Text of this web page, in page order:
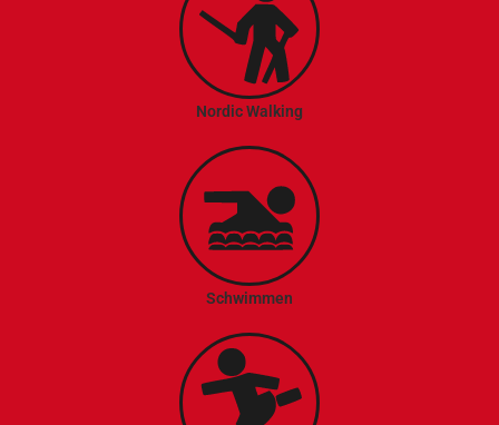
Nordic Walking
Schwimmen